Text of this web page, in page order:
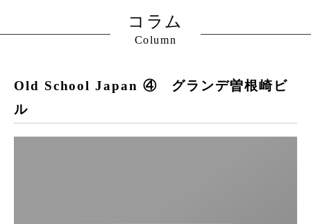
コラム
Column
Old School Japan ④ グランデ曽根崎ビ
ル